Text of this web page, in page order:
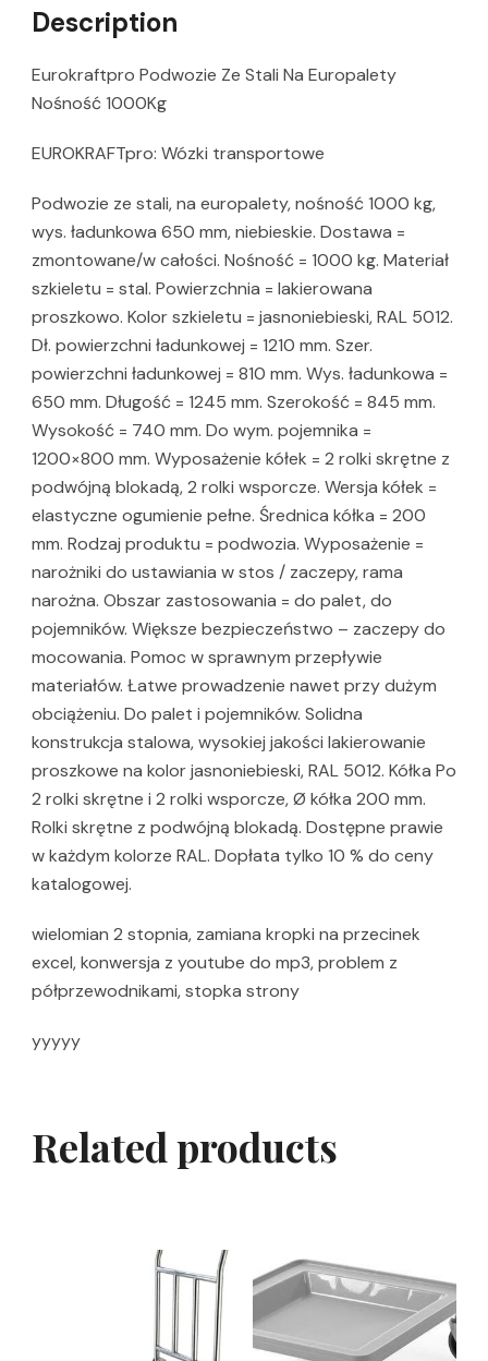
Description
Eurokraftpro Podwozie Ze Stali Na Europalety
Nośność 1000Kg
EUROKRAFTpro: Wózki transportowe
Podwozie ze stali, na europalety, nośność 1000 kg,
wys. ładunkowa 650 mm, niebieskie. Dostawa =
zmontowane/w całości. Nośność = 1000 kg. Materiał
szkieletu = stal. Powierzchnia = lakierowana
proszkowo. Kolor szkieletu = jasnoniebieski, RAL 5012.
Dł. powierzchni ładunkowej = 1210 mm. Szer.
powierzchni ładunkowej = 810 mm. Wys. ładunkowa =
650 mm. Długość = 1245 mm. Szerokość = 845 mm.
Wysokość = 740 mm. Do wym. pojemnika =
1200×800 mm. Wyposażenie kółek = 2 rolki skrętne z
podwójną blokadą, 2 rolki wsporcze. Wersja kółek =
elastyczne ogumienie pełne. Średnica kółka = 200
mm. Rodzaj produktu = podwozia. Wyposażenie =
narożniki do ustawiania w stos / zaczepy, rama
narożna. Obszar zastosowania = do palet, do
pojemników. Większe bezpieczeństwo – zaczepy do
mocowania. Pomoc w sprawnym przepływie
materiałów. Łatwe prowadzenie nawet przy dużym
obciążeniu. Do palet i pojemników. Solidna
konstrukcja stalowa, wysokiej jakości lakierowanie
proszkowe na kolor jasnoniebieski, RAL 5012. Kółka Po
2 rolki skrętne i 2 rolki wsporcze, Ø kółka 200 mm.
Rolki skrętne z podwójną blokadą. Dostępne prawie
w każdym kolorze RAL. Dopłata tylko 10 % do ceny
katalogowej.
wielomian 2 stopnia, zamiana kropki na przecinek
excel, konwersja z youtube do mp3, problem z
półprzewodnikami, stopka strony
yyyyy
Related products